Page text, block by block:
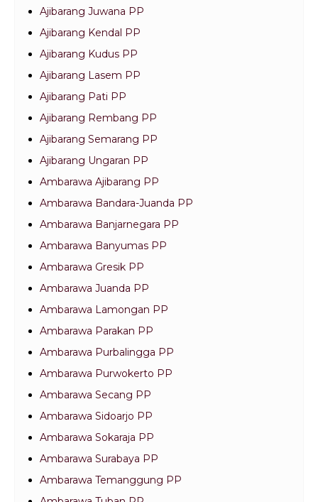
Ajibarang Juwana PP
Ajibarang Kendal PP
Ajibarang Kudus PP
Ajibarang Lasem PP
Ajibarang Pati PP
Ajibarang Rembang PP
Ajibarang Semarang PP
Ajibarang Ungaran PP
Ambarawa Ajibarang PP
Ambarawa Bandara-Juanda PP
Ambarawa Banjarnegara PP
Ambarawa Banyumas PP
Ambarawa Gresik PP
Ambarawa Juanda PP
Ambarawa Lamongan PP
Ambarawa Parakan PP
Ambarawa Purbalingga PP
Ambarawa Purwokerto PP
Ambarawa Secang PP
Ambarawa Sidoarjo PP
Ambarawa Sokaraja PP
Ambarawa Surabaya PP
Ambarawa Temanggung PP